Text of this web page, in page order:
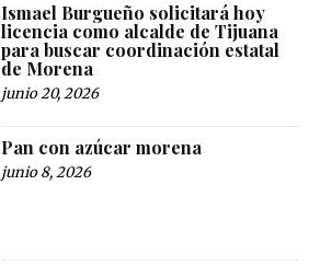
Ismael Burgueño solicitará hoy
licencia como alcalde de Tijuana
para buscar coordinación estatal
de Morena
junio 20, 2026
Pan con azúcar morena
junio 8, 2026